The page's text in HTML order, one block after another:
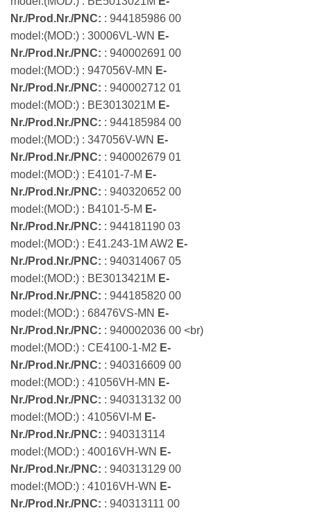
Nr./Prod.Nr./PNC: : 944185986 00
model:(MOD:) : 30006VL-WN E-
Nr./Prod.Nr./PNC: : 940002691 00
model:(MOD:) : 947056V-MN E-
Nr./Prod.Nr./PNC: : 940002712 01
model:(MOD:) : BE3013021M E-
Nr./Prod.Nr./PNC: : 944185984 00
model:(MOD:) : 347056V-WN E-
Nr./Prod.Nr./PNC: : 940002679 01
model:(MOD:) : E4101-7-M E-
Nr./Prod.Nr./PNC: : 940320652 00
model:(MOD:) : B4101-5-M E-
Nr./Prod.Nr./PNC: : 944181190 03
model:(MOD:) : E41.243-1M AW2 E-
Nr./Prod.Nr./PNC: : 940314067 05
model:(MOD:) : BE3013421M E-
Nr./Prod.Nr./PNC: : 944185820 00
model:(MOD:) : 68476VS-MN E-
Nr./Prod.Nr./PNC: : 940002036 00 <br)
model:(MOD:) : CE4100-1-M2 E-
Nr./Prod.Nr./PNC: : 940316609 00
model:(MOD:) : 41056VH-MN E-
Nr./Prod.Nr./PNC: : 940313132 00
model:(MOD:) : 41056VI-M E-
Nr./Prod.Nr./PNC: : 940313114
model:(MOD:) : 40016VH-WN E-
Nr./Prod.Nr./PNC: : 940313129 00
model:(MOD:) : 41016VH-WN E-
Nr./Prod.Nr./PNC: : 940313111 00